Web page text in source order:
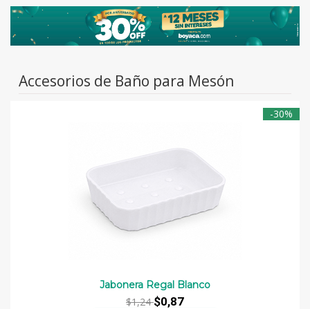
Accesorios de Baño para Mesón
-30%
Jabonera Regal Blanco
$1,24$0,87